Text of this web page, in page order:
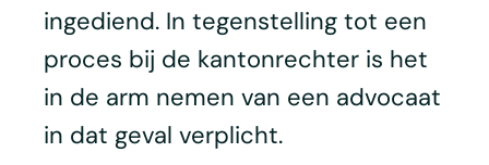
ingediend. In tegenstelling tot een
proces bij de kantonrechter is het
in de arm nemen van een advocaat
in dat geval verplicht.